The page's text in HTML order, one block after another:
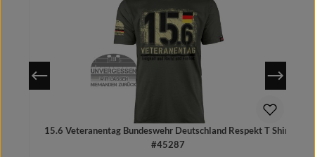
15.6 Veteranentag Bundeswehr Deutschland Respekt T Shirt
#45287